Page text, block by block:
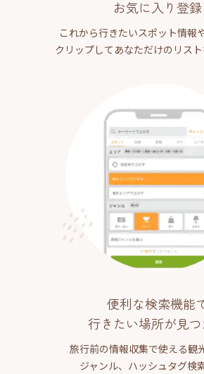
お気に入り登録
これから行きたいスポット情報
クリップしてあなただけのリスト
便利な検索機能
行きたい場所が見つ
旅行前の情報収集で使える観
ジャンル、ハッシュタグ検